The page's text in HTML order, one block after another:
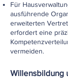
Für
ausführende
erweiterten
erfordert eine
vermeiden.
Willensbildung